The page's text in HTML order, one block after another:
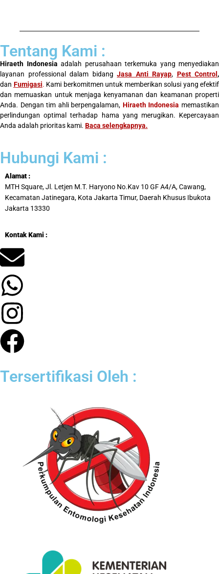
Tentang Kami :
Hiraeth Indonesia adalah perusahaan terkemuka yang menyediakan
layanan professional dalam bidang Jasa Anti Rayap, Pest Control ,
dan Fumigasi. Kami berkomitmen untuk memberikan solusi yang efektif
dan memuaskan untuk menjaga kenyamanan dan keamanan properti
Anda. Dengan tim ahli berpengalaman, Hiraeth Indonesia memastikan
perlindungan optimal terhadap hama yang merugikan. Kepercayaan
Anda adalah prioritas kami. Baca selengkapnya.
Hubungi Kami :
Alamat :
MTH Square, Jl. Letjen M.T. Haryono No.Kav 10 GF A4/A, Cawang,
Kecamatan Jatinegara, Kota Jakarta Timur, Daerah Khusus Ibukota
Jakarta 13330
Kontak Kami :
Tersertifikasi Oleh :